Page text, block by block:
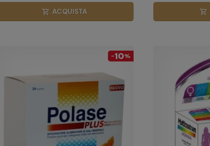
shopping_cart ACQUISTA shopping_cart
-10%